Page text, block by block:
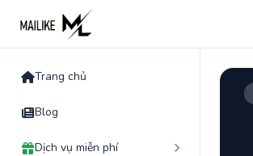
content
Trang chủ
Blog
Dịch vụ miễn phí